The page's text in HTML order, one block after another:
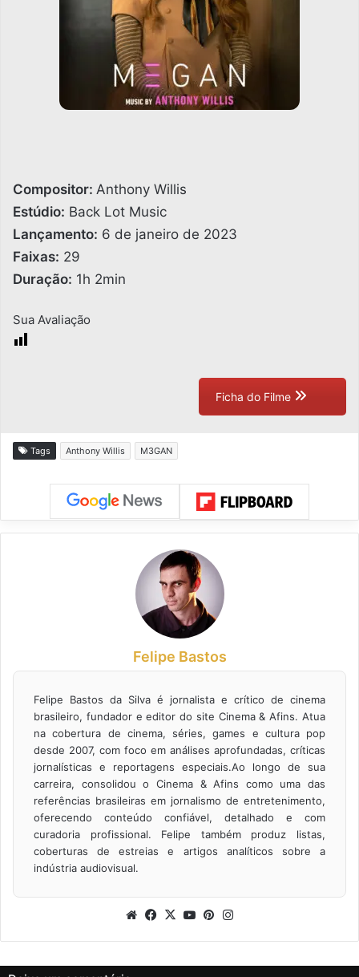
Compositor: Anthony Willis
Estúdio: Back Lot Music
Lançamento: 6 de janeiro de 2023
Faixas: 29
Duração: 1h 2min
Sua Avaliação
Ficha do Filme
Tags Anthony Willis M3GAN
Felipe Bastos
Felipe Bastos da Silva é jornalista e crítico de cinema
brasileiro, fundador e editor do site Cinema & Afins. Atua
na cobertura de cinema, séries, games e cultura pop
desde 2007, com foco em análises aprofundadas, críticas
jornalísticas e reportagens especiais.Ao longo de sua
carreira, consolidou o Cinema & Afins como uma das
referências brasileiras em jornalismo de entretenimento,
oferecendo conteúdo confiável, detalhado e com
curadoria profissional. Felipe também produz listas,
coberturas de estreias e artigos analíticos sobre a
indústria audiovisual.
WebsiteFacebook
X YouTubePinterest